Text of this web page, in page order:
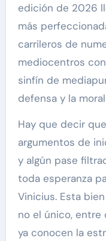
edición de 2026
más
carrileros de
mediocentros
sinfín de
defensa y la
Hay que decir
argumentos de
y algún pase
toda esperanza
Vinicius. Esta
no el único, entre
ya conocen la